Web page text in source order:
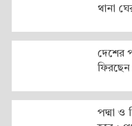
থানা
দেশের
ফিরছেন
পদ্মা ও